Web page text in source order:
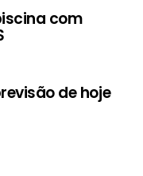
com
de hoje